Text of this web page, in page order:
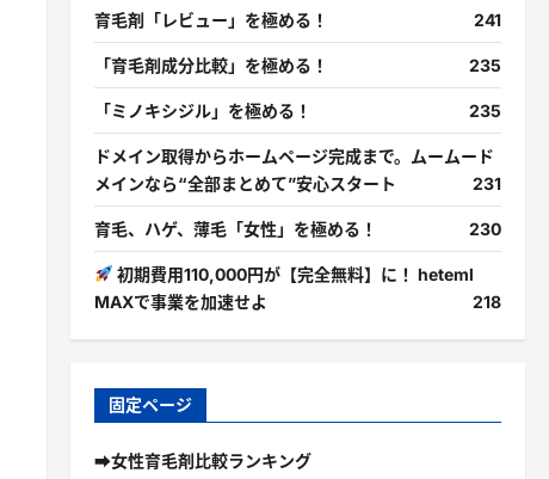
育毛剤「レビュー」を極める！ 241
「育毛剤成分比較」を極める！ 235
「ミノキシジル」を極める！ 235
ドメイン取得からホームページ完成まで。ムームード
メインなら“全部まとめて”安心スタート
231
育毛、ハゲ、薄毛「女性」を極める！ 230
初期費用110,000円が【完全無料】に！ heteml
MAXで事業を加速せよ
218
固定ページ
➡女性育毛剤比較ランキング